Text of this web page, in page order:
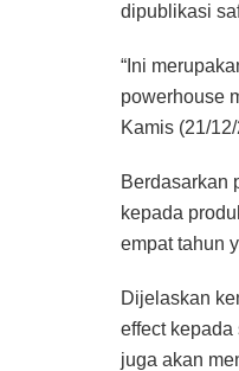
dipublikasi
“Ini
powerhouse
Kamis (21/
Berdasarkan
kepada
empat tahun
Dijelaskan
effect
juga akan